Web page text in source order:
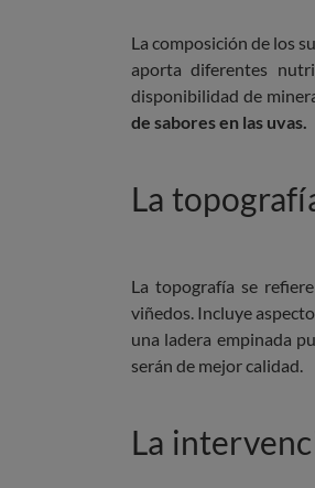
La composición de los
aporta diferentes
disponibilidad de
de sabores en las uvas.
La
La topografía se
viñedos. Incluye
una ladera empinada
serán de mejor calidad.
La